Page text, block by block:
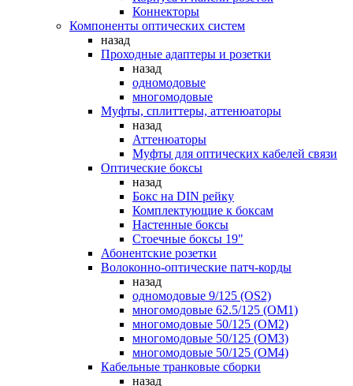
Коннекторы
Компоненты оптических систем
назад
Проходные адаптеры и розетки
назад
одномодовые
многомодовые
Муфты, сплиттеры, аттенюаторы
назад
Аттенюаторы
Муфты для оптических кабелей связи
Оптические боксы
назад
Бокс на DIN рейку
Комплектующие к боксам
Настенные боксы
Стоечные боксы 19"
Абонентские розетки
Волоконно-оптические патч-корды
назад
одномодовые 9/125 (OS2)
многомодовые 62.5/125 (OM1)
многомодовые 50/125 (OM2)
многомодовые 50/125 (OM3)
многомодовые 50/125 (OM4)
Кабельные транковые сборки
назад